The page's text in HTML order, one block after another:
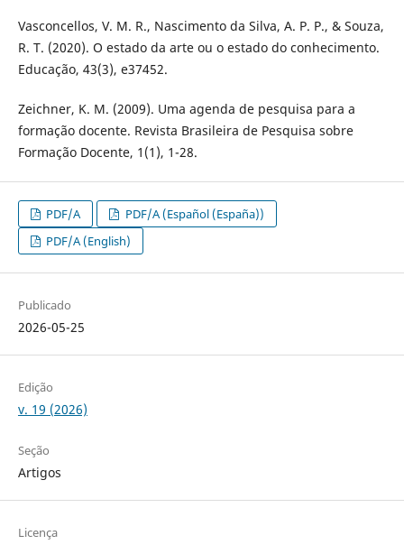
Vasconcellos, V. M. R., Nascimento da Silva, A. P. P., & Souza,
R. T. (2020). O estado da arte ou o estado do conhecimento.
Educação, 43(3), e37452.
Zeichner, K. M. (2009). Uma agenda de pesquisa para a
formação docente. Revista Brasileira de Pesquisa sobre
Formação Docente, 1(1), 1-28.
PDF/A
PDF/A (Español (España))
PDF/A (English)
Publicado
2026-05-25
Edição
v. 19 (2026)
Seção
Artigos
Licença